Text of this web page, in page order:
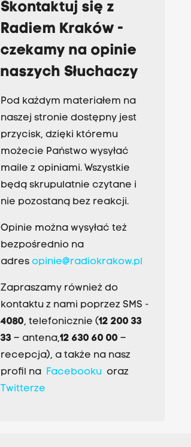
Skontaktuj się z
Radiem Kraków -
czekamy na opinie
naszych Słuchaczy
Pod każdym materiałem na
naszej stronie dostępny jest
przycisk, dzięki któremu
możecie Państwo wysyłać
maile z opiniami. Wszystkie
będą skrupulatnie czytane i
nie pozostaną bez reakcji.
Opinie można wysyłać też
bezpośrednio na
adres opinie@radiokrakow.pl
Zapraszamy również do
kontaktu z nami poprzez SMS -
4080, telefonicznie (12 200 33
33– antena,12 630 60 00 –
recepcja), a także na nasz
profil na Facebookuoraz
Twitterze